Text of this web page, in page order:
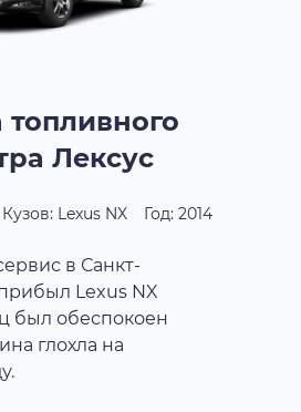
Лексус
Кузов: Lexus NX Год: 2014
в Санкт-
Lexus NX
был обеспокоен
глохла на